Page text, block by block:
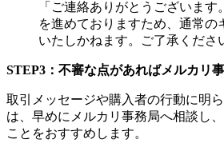
「ご連絡ありがとうございま
を進めておりますため、通常の
いたしかねます。ご了承くださ
STEP3：不審な点があればメルカリ
取引メッセージや購入者の行動に明
は、早めにメルカリ事務局へ相談し
ことをおすすめします。